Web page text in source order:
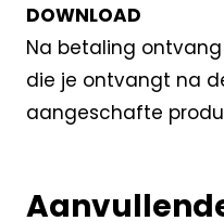
DOWNLOAD
Na betaling
die je ontvangt na
aangeschafte